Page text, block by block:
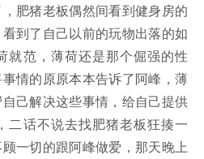
猪老板偶然间看到健身房的
到了自己以前的玩物出落的如
就范，薄荷还是那个倔强的性
情的原原本本告诉了阿峰，薄
己解决这些事情，给自己提供
二话不说去找肥猪老板狂揍一
一切的跟阿峰做爱，那天晚上